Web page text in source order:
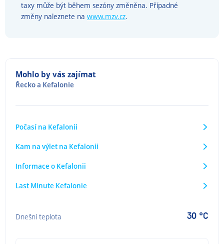
taxy může být během sezóny změněna. Případné
změny naleznete na www.mzv.cz.
Mohlo by vás zajímat
Řeckoa Kefalonie
Počasí na Kefalonii
Kam na výlet na Kefalonii
Informace o Kefalonii
Last Minute Kefalonie
Dnešní teplota 30 °C